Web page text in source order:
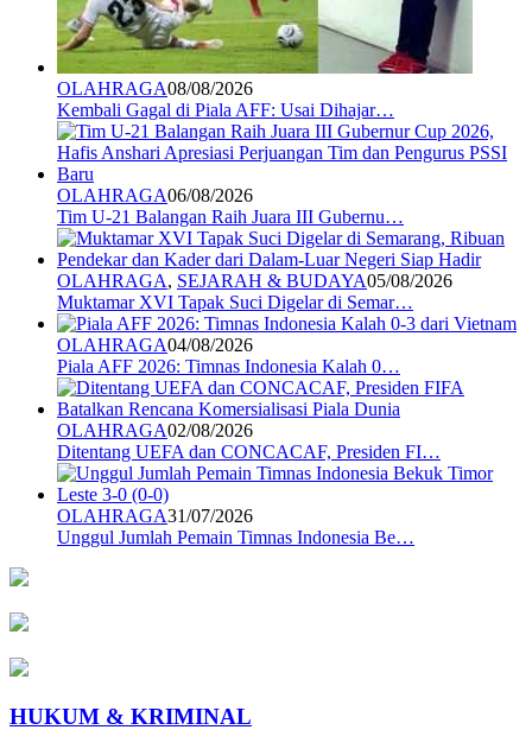
OLAHRAGA08/08/2026
Kembali Gagal di Piala AFF: Usai Dihajar…
OLAHRAGA06/08/2026
Tim U-21 Balangan Raih Juara III Gubernu…
OLAHRAGA, SEJARAH & BUDAYA05/08/2026
Muktamar XVI Tapak Suci Digelar di Semar…
OLAHRAGA04/08/2026
Piala AFF 2026: Timnas Indonesia Kalah 0…
OLAHRAGA02/08/2026
Ditentang UEFA dan CONCACAF, Presiden FI…
OLAHRAGA31/07/2026
Unggul Jumlah Pemain Timnas Indonesia Be…
HUKUM & KRIMINAL